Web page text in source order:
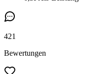
421
Bewertungen